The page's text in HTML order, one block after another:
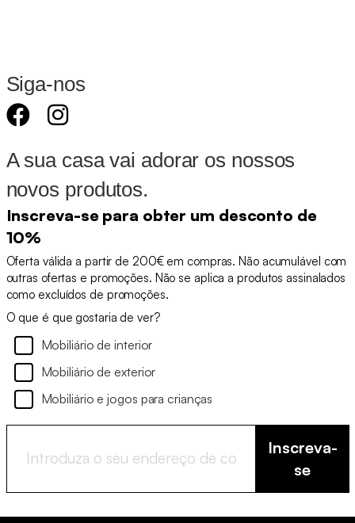
Siga-nos
A sua casa vai adorar os nossos
novos produtos.
Inscreva-se para obter um desconto de
10%
Oferta válida a partir de 200€ em compras. Não acumulável com
outras ofertas e promoções. Não se aplica a produtos assinalados
como excluídos de promoções.
O que é que gostaria de ver?
Mobiliário de interior
Mobiliário de exterior
Mobiliário e jogos para crianças
Inscreva-
se